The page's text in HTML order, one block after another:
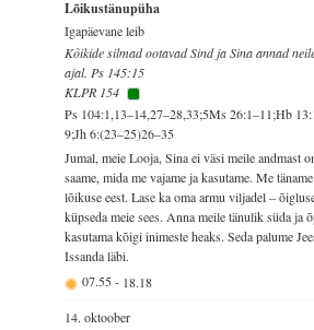
Lõikustänupüha
Igapäevane leib
Kõikide silmad ootavad Sind ja Sina annad
ajal. Ps 145:15
KLPR 154
Ps 104:1,13–14,27–28,33;5Ms 26:1–11;Hb
9;Jh 6:(23–25)26–35
Jumal, meie Looja, Sina ei väsi meile andmast
saame, mida me vajame ja kasutame. Me
lõikuse eest. Lase ka oma armu viljadel –
küpseda meie sees. Anna meile tänulik süda ja
kasutama kõigi inimeste heaks. Seda palume
Issanda läbi.
07.55- 18.18
14. oktoober